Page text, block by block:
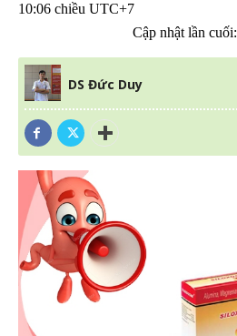
10:06 chiều UTC+7
Cập nhật lần cuối:
DS Đức Duy